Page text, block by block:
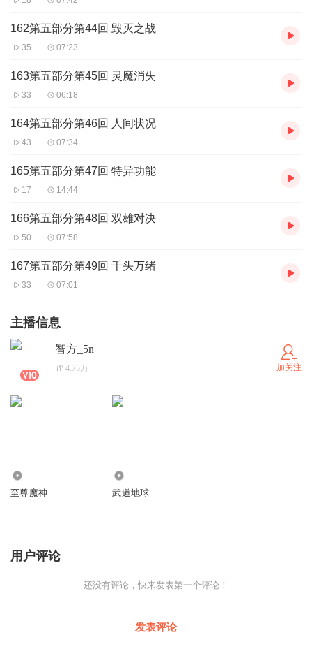
帝有请，于是金三道就开始祸害荼毒天界去了。
金三道有着牛逼的前世，有着凡人的智慧，在天界将会如何
162第五部分第44回 毁灭之战
35 07:23
163第五部分第45回 灵魔消失
33 06:18
164第五部分第46回 人间状况
43 07:34
165第五部分第47回 特异功能
17 14:44
166第五部分第48回 双雄对决
50 07:58
167第五部分第49回 千头万绪
33 07:01
主播信息
智方_5n
4.75万 加关注
至尊魔神 武道地球
用户评论
还没有评论，快来发表第一个评论！
发表评论